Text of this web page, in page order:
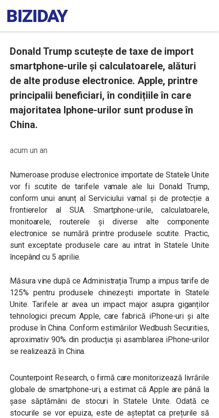
Donald Trump scutește de taxe de import
smartphone-urile și calculatoarele, alături
de alte produse electronice. Apple, printre
principalii beneficiari, în condițiile în care
majoritatea Iphone-urilor sunt produse în
China.
acum un an
Numeroase produse electronice importate de Statele Unite
vor fi scutite de tarifele vamale ale lui Donald Trump,
conform unui anunț al Serviciului vamal și de protecție a
frontierelor al SUA. Smartphone-urile, calculatoarele,
monitoarele, routerele și diverse alte componente
electronice se numără printre produsele scutite. Practic,
sunt exceptate produsele care au intrat în Statele Unite
începând cu 5 aprilie.
Măsura vine după ce Administrația Trump a impus tarife de
125% pentru produsele chinezești importate în Statele
Unite. Tarifele ar avea un impact major asupra giganților
tehnologici precum Apple, care fabrică iPhone-uri și alte
produse în China. Conform estimărilor Wedbush Securities,
aproximativ 90% din producția și asamblarea iPhone-urilor
se realizează în China.
Counterpoint Research, o firmă care monitorizează livrările
globale de smartphone-uri, a estimat că Apple are până la
șase săptămâni de stocuri în Statele Unite. Odată ce
stocurile se vor epuiza, este de așteptat ca prețurile să